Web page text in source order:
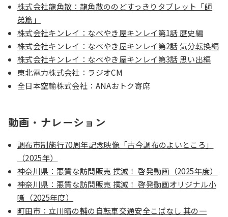
株式会社龍角散：龍角散ののどすっきりタブレット「師
弟篇」
株式会社キンレイ：なべやき屋キンレイ第1話 歴史編
株式会社キンレイ：なべやき屋キンレイ第2話 気分転換編
株式会社キンレイ：なべやき屋キンレイ第3話 思い出編
東北電力株式会社：ラジオCM
全日本空輸株式会社：ANAおトク寄席
動画・ナレーション
調布市制施行70周年記念映像「古今調布のよいところ」​​
（2025年）​​
神奈川県：悪質な訪問販売 撲滅！ 啓発動画（2025年度）
神奈川県：悪質な訪問販売 撲滅！ 啓発動画オリジナル小
噺（2025年度）
町田市：立川晴の輔の自転車交通安全こばなし 其の一